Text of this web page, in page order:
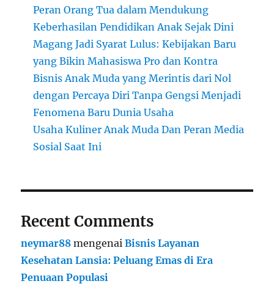
Peran Orang Tua dalam Mendukung
Keberhasilan Pendidikan Anak Sejak Dini
Magang Jadi Syarat Lulus: Kebijakan Baru
yang Bikin Mahasiswa Pro dan Kontra
Bisnis Anak Muda yang Merintis dari Nol
dengan Percaya Diri Tanpa Gengsi Menjadi
Fenomena Baru Dunia Usaha
Usaha Kuliner Anak Muda Dan Peran Media
Sosial Saat Ini
Recent Comments
neymar88 mengenaiBisnis Layanan
Kesehatan Lansia: Peluang Emas di Era
Penuaan Populasi